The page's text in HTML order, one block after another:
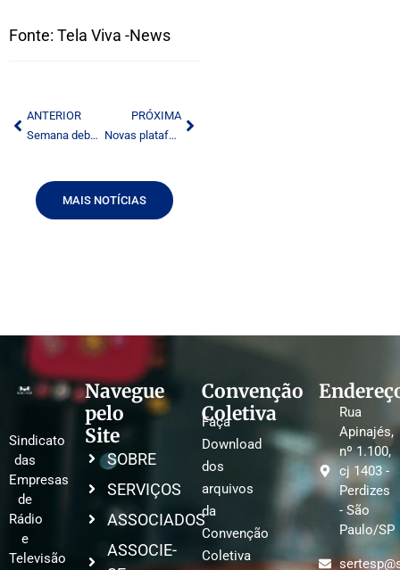
Fonte: Tela Viva -News
ANTERIOR
Semana debate projeto de lei para comunicação democrática e inclusiva
PRÓXIMA
Novas plataformas
MAIS NOTÍCIAS
Sindicato
das
Empresas
de
Rádio
e
Televisão
Navegue
pelo
Site
SOBRE
SERVIÇOS
ASSOCIADOS
ASSOCIE-
Convenção
Coletiva
Faça
Download
dos
arquivos
da
Convenção
Coletiva
Rua
Apinajés,
nº 1.100,
cj 1403 -
Perdizes
- São
Paulo/SP